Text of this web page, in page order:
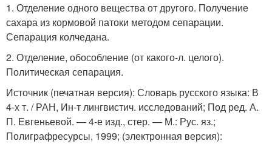
1. Отделение одного вещества от другого. Получение
сахара из кормовой патоки методом сепарации.
Сепарация колчедана.
2. Отделение, обособление (от какого-л. целого).
Политическая сепарация.
Источник (печатная версия): Словарь русского языка: В
4-х т. / РАН, Ин-т лингвистич. исследований; Под ред. А.
П. Евгеньевой. — 4-е изд., стер. — М.: Рус. яз.;
Полиграфресурсы, 1999; (электронная версия):